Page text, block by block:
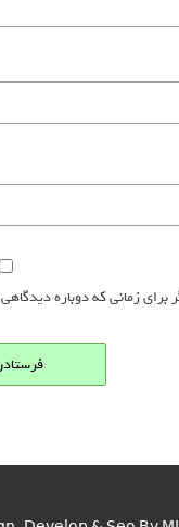
برای زمانی که دوباره